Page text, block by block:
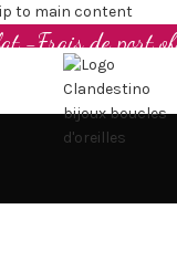
to main content
et bijoux en cuir
-Frais de port